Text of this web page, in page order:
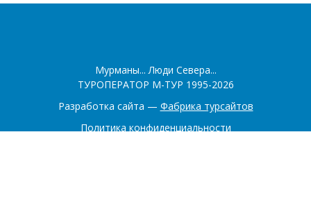
Мурманы... Люди Севера...
ТУРОПЕРАТОР М-ТУР 1995-2026
Разработка сайта — Фабрика турсайтов
Политика конфиденциальности